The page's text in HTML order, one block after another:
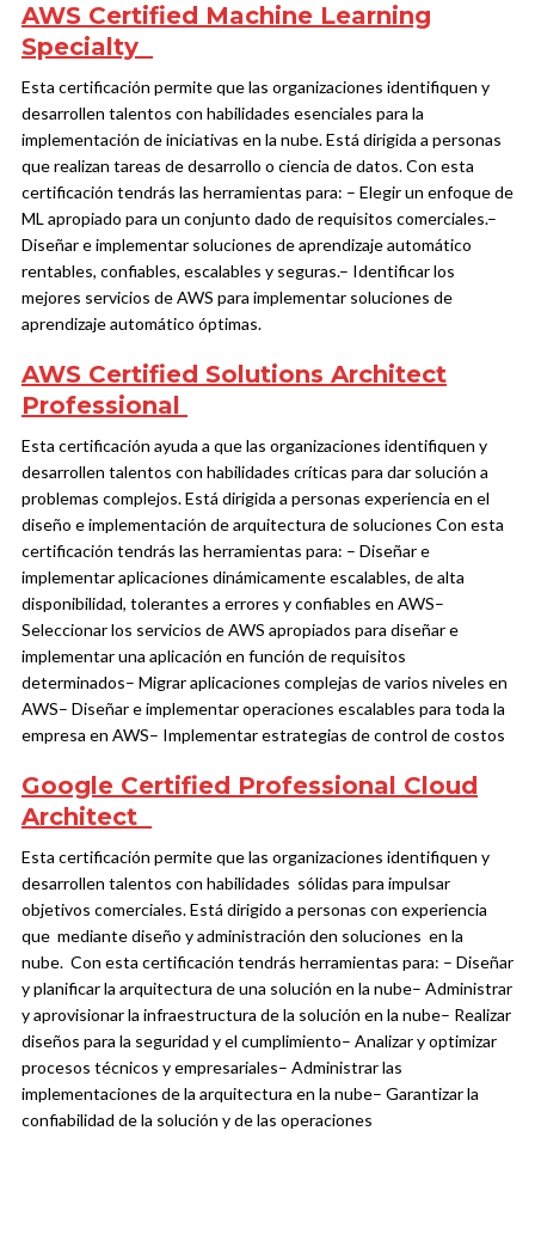
AWS Certified Machine Learning
Specialty
Esta certificación permite que las organizaciones identifiquen y
desarrollen talentos con habilidades esenciales para la
implementación de iniciativas en la nube. Está dirigida a personas
que realizan tareas de desarrollo o ciencia de datos.Con esta
certificación tendrás las herramientas para: – Elegir un enfoque de
ML apropiado para un conjunto dado de requisitos comerciales.–
Diseñar e implementar soluciones de aprendizaje automático
rentables, confiables, escalables y seguras.– Identificar los
mejores servicios de AWS para implementar soluciones de
aprendizaje automático óptimas.
AWS Certified Solutions Architect
Professional
Esta certificación ayuda a que las organizaciones identifiquen y
desarrollen talentos con habilidades críticas para dar solución a
problemas complejos. Está dirigida a personas experiencia en el
diseño e implementación de arquitectura de soluciones Con esta
certificación tendrás las herramientas para: – Diseñar e
implementar aplicaciones dinámicamente escalables, de alta
disponibilidad, tolerantes a errores y confiables en AWS–
Seleccionar los servicios de AWS apropiados para diseñar e
implementar una aplicación en función de requisitos
determinados– Migrar aplicaciones complejas de varios niveles en
AWS– Diseñar e implementar operaciones escalables para toda la
empresa en AWS– Implementar estrategias de control de costos
Google Certified Professional Cloud
Architect
Esta certificación permite que las organizaciones identifiquen y
desarrollen talentos con habilidades sólidas para impulsar
objetivos comerciales. Está dirigido a personas con experiencia
que mediante diseño y administración den soluciones en la
nube. Con esta certificación tendrás herramientas para: – Diseñar
y planificar la arquitectura de una solución en la nube– Administrar
y aprovisionar la infraestructura de la solución en la nube– Realizar
diseños para la seguridad y el cumplimiento– Analizar y optimizar
procesos técnicos y empresariales– Administrar las
implementaciones de la arquitectura en la nube– Garantizar la
confiabilidad de la solución y de las operaciones